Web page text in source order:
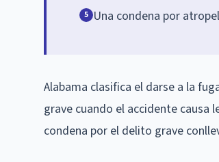
5 Una condena por
Alabama clasifica el darse a la
grave cuando el accidente causa
condena por el delito grave